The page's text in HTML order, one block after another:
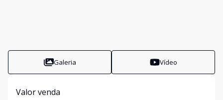
Galeria Vídeo
Valor venda